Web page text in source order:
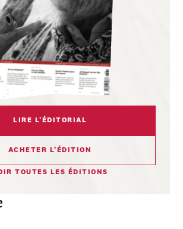
LIRE L’ÉDITORIAL
ACHETER L’ÉDITION
TOUTES LES ÉDITIONS